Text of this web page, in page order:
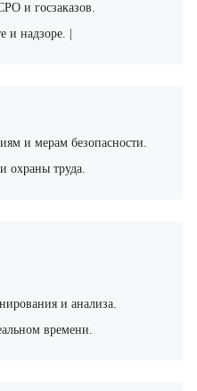
и госзаказов.
и надзоре. |
и мерам безопасности.
охраны труда.
и анализа.
времени.